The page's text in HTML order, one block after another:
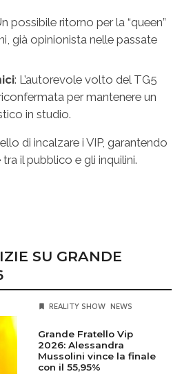
possibile ritorno per la “queen”
già opinionista nelle passate
: L’autorevole volto del TG5
per mantenere un
in studio.
di incalzare i VIP, garantendo
il pubblico e gli inquilini.
SU GRANDE
REALITY SHOW NEWS
Grande Fratello Vip
2026: Alessandra
Mussolini vince la finale
con il 55,95%